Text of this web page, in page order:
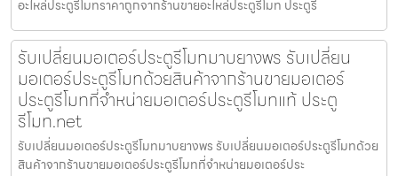
อะไหล่ประตูรีโมทราคาถูกจากร้านขายอะไหล่ประตูรีโมท ประตูรี
รับเปลี่ยนมอเตอร์ประตูรีโมทมาบยางพร รับเปลี่ยน
มอเตอร์ประตูรีโมทด้วยสินค้าจากร้านขายมอเตอร์
ประตูรีโมทที่จำหน่ายมอเตอร์ประตูรีโมทแท้ ประตู
รีโมท.net
รับเปลี่ยนมอเตอร์ประตูรีโมทมาบยางพร รับเปลี่ยนมอเตอร์ประตูรีโมทด้วย
สินค้าจากร้านขายมอเตอร์ประตูรีโมทที่จำหน่ายมอเตอร์ประ